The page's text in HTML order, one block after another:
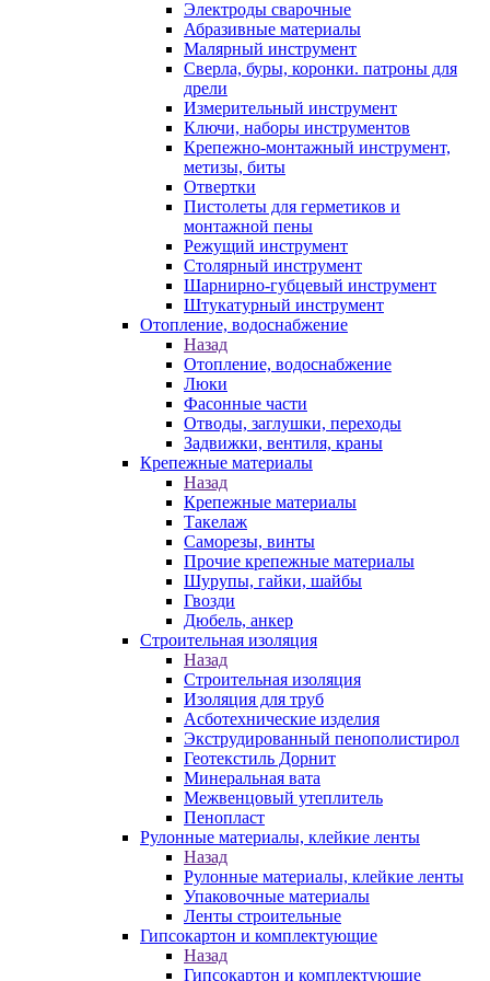
Электроды сварочные
Абразивные материалы
Малярный инструмент
Сверла, буры, коронки. патроны для
дрели
Измерительный инструмент
Ключи, наборы инструментов
Крепежно-монтажный инструмент,
метизы, биты
Отвертки
Пистолеты для герметиков и
монтажной пены
Режущий инструмент
Столярный инструмент
Шарнирно-губцевый инструмент
Штукатурный инструмент
Отопление, водоснабжение
Назад
Отопление, водоснабжение
Люки
Фасонные части
Отводы, заглушки, переходы
Задвижки, вентиля, краны
Крепежные материалы
Назад
Крепежные материалы
Такелаж
Саморезы, винты
Прочие крепежные материалы
Шурупы, гайки, шайбы
Гвозди
Дюбель, анкер
Строительная изоляция
Назад
Строительная изоляция
Изоляция для труб
Асботехнические изделия
Экструдированный пенополистирол
Геотекстиль Дорнит
Минеральная вата
Межвенцовый утеплитель
Пенопласт
Рулонные материалы, клейкие ленты
Назад
Рулонные материалы, клейкие ленты
Упаковочные материалы
Ленты строительные
Гипсокартон и комплектующие
Назад
Гипсокартон и комплектующие